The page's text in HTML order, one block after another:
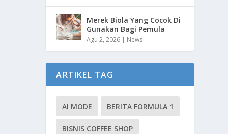
Merek Biola Yang Cocok Di
Gunakan Bagi Pemula
Agu 2, 2026 | News
ARTIKEL TAG
AI MODE BERITA FORMULA 1
BISNIS COFFEE SHOP